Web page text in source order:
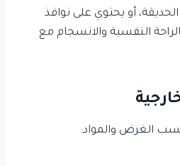
أو يحتوي على نوافذ
النفسية والانسجام مع
الغرض والمواد: